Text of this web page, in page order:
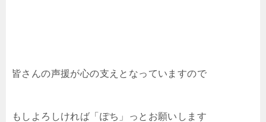
皆さんの声援が心の支えとなっていますので
もしよろしければ「ぽち」っとお願いします